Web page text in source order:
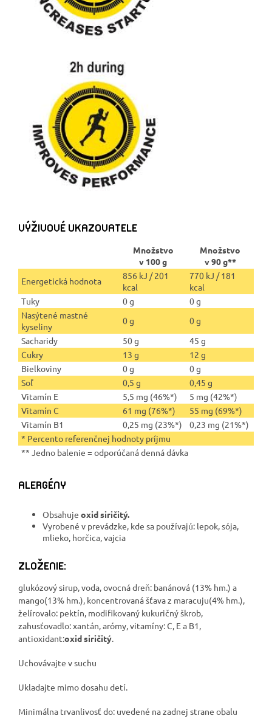
VÝŽIVOVÉ UKAZOVATELE
Množstvo
v 100 g
Množstvo
v 90 g**
Energetická hodnota
856 kJ / 201
kcal
770 kJ / 181
kcal
Tuky
0 g
0 g
Nasýtené mastné
kyseliny
0 g
0 g
Sacharidy
50 g
45 g
Cukry
13 g
12 g
Bielkoviny
0 g
0 g
Soľ
0,5 g
0,45 g
Vitamín E
5,5 mg (46%*)
5 mg (42%*)
Vitamín C
61 mg (76%*)
55 mg (69%*)
Vitamín B1
0,25 mg (23%*)
0,23 mg (21%*)
* Percento referenčnej hodnoty príjmu
** Jedno balenie = odporúčaná denná dávka
ALERGÉNY
Obsahuje oxid siričitý.
Vyrobené v prevádzke, kde sa používajú: lepok, sója,
mlieko, horčica, vajcia
ZLOŽENIE:
glukózový sirup, voda, ovocná dreň: banánová (13% hm.) a
mango(13% hm.), koncentrovaná šťava z maracuju(4% hm.),
želírovalo: pektín, modifikovaný kukuričný škrob,
zahusťovadlo: xantán, arómy, vitamíny: C, E a B1,
antioxidant:oxid siričitý.
Uchovávajte v suchu
Ukladajte mimo dosahu detí.
Minimálna trvanlivosť do: uvedené na zadnej strane obalu